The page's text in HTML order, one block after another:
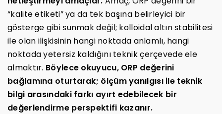
“kalite etiketi” ya da tek başına belirleyici bir
gösterge gibi sunmak değil; kolloidal altın stabilitesi
ile olan ilişkisinin hangi noktada anlamlı, hangi
noktada yetersiz kaldığını teknik çerçevede ele
almaktır. Böylece okuyucu, ORP değerini
bağlamına oturtarak; ölçüm yanılgısı ile teknik
bilgi arasındaki farkı ayırt edebilecek bir
değerlendirme perspektifi kazanır.